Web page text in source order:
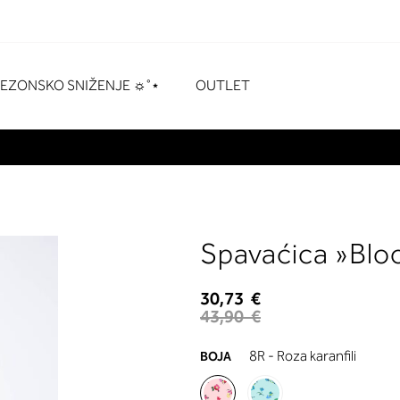
SNIŽENJE ☼˚⋆ OUTLET
Spavaćica
30,73 €
43,90 €
BOJA 8R - Roza karanfili